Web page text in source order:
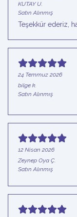
KUTAY U.
Satın Alınmış
Teşekkür ederiz,
24 Temmuz 2026
bilge k.
Satın Alınmış
12 Nisan 2026
Zeynep Oya Ç.
Satın Alınmış